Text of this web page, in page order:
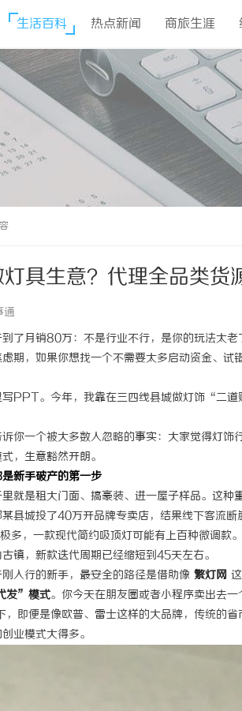
生活百科 热点新闻 商旅生涯
具生意？代理全品类货
通
了月销80万：不是行业不行，是你的玩法太老
期，如果你想找一个不需要太多启动资金、
写PPT。今年，我靠在三四线县城做灯饰“二
你一个被大多数人忽略的事实：大家觉得灯
，生意豁然开朗。
新手破产的第一步
就是租大门面、搞豪装、进一屋子样品。这种
县城投了40万开品牌专卖店，结果线下客流断
多，一款现代简约吸顶灯可能有上百种微调款
镇，新款迭代周期已经缩短到45天左右。
入行的新手，最安全的路径是借助像 繁灯网
发”模式。你今天在朋友圈或者小程序卖出去
，即便是像欧普、雷士这样的大品牌，传统的
业模式大得多。